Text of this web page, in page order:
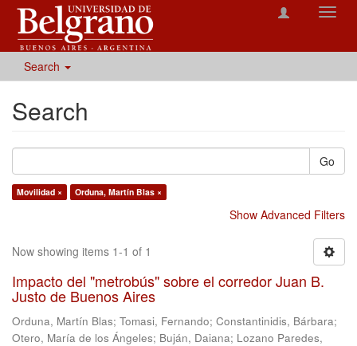
Search
Search
Go
Movilidad × Orduna, Martín Blas ×
Show Advanced Filters
Now showing items 1-1 of 1
Impacto del "metrobús" sobre el corredor Juan B.
Justo de Buenos Aires
Orduna, Martín Blas; Tomasi, Fernando; Constantinidis, Bárbara;
Otero, María de los Ángeles; Buján, Daiana; Lozano Paredes,